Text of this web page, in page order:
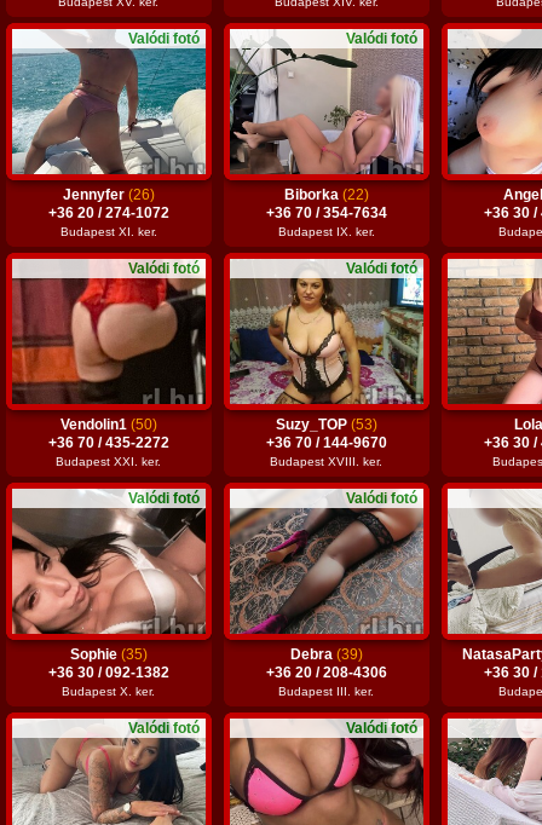
Valódi fotó
Jennyfer (26)
+36 20 / 274-1072
Budapest XI. ker.
Valódi fotó
Biborka (22)
+36 70 / 354-7634
Budapest IX. ker.
+36 30 /
Valódi fotó
Vendolin1 (50)
+36 70 / 435-2272
Budapest XXI. ker.
Valódi fotó
Suzy_TOP (53)
+36 70 / 144-9670
Budapest XVIII. ker.
+36 30 /
Valódi fotó
Sophie (35)
+36 30 / 092-1382
Budapest X. ker.
Valódi fotó
Debra (39)
+36 20 / 208-4306
Budapest III. ker.
+36 30 /
Valódi fotó Valódi fotó